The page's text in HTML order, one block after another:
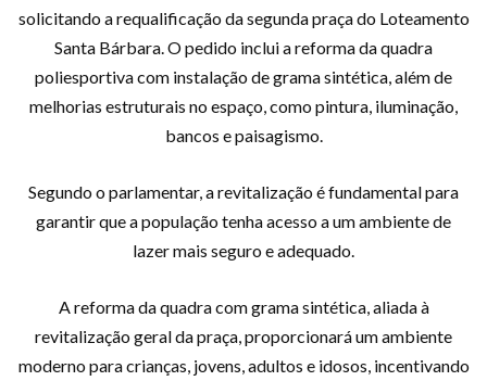
solicitando a requalificação da segunda praça do Loteamento
Santa Bárbara. O pedido inclui a reforma da quadra
poliesportiva com instalação de grama sintética, além de
melhorias estruturais no espaço, como pintura, iluminação,
bancos e paisagismo.
Segundo o parlamentar, a revitalização é fundamental para
garantir que a população tenha acesso a um ambiente de
lazer mais seguro e adequado.
A reforma da quadra com grama sintética, aliada à
revitalização geral da praça, proporcionará um ambiente
moderno para crianças, jovens, adultos e idosos, incentivando